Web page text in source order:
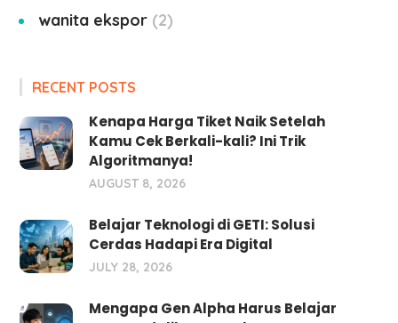
wanita ekspor 2
RECENT POSTS
Kenapa Harga Tiket Naik Setelah
Kamu Cek Berkali-kali? Ini Trik
Algoritmanya!
AUGUST 8, 2026
Belajar Teknologi di GETI: Solusi
Cerdas Hadapi Era Digital
JULY 28, 2026
Mengapa Gen Alpha Harus Belajar